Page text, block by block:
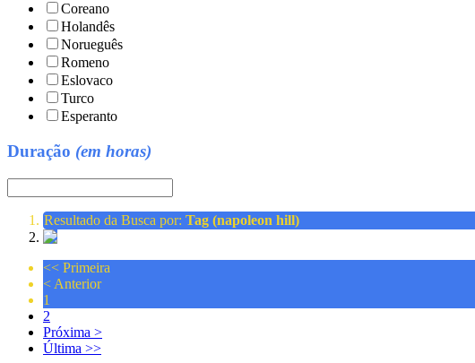
Coreano
Holandês
Norueguês
Romeno
Eslovaco
Turco
Esperanto
Duração (em horas)
Resultado da Busca por: Tag (napoleon hill)
<< Primeira
< Anterior
1
2
Próxima >
Última >>